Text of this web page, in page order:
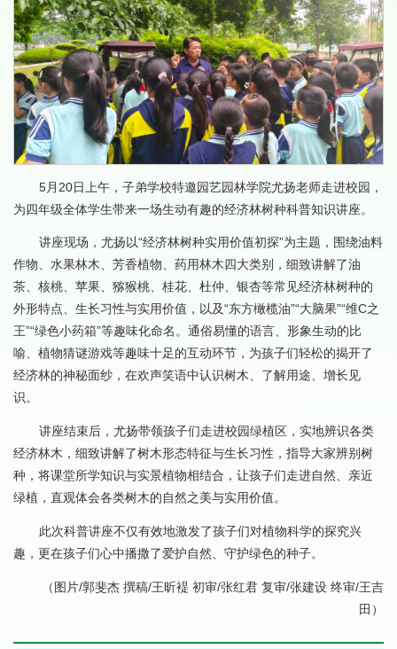
5月20日上午，子弟学校特邀园艺园林学院尤扬老师走进校园，
为四年级全体学生带来一场生动有趣的经济林树种科普知识讲座。
讲座现场，尤扬以“经济林树种实用价值初探”为主题，围绕油料
作物、水果林木、芳香植物、药用林木四大类别，细致讲解了油
茶、核桃、苹果、猕猴桃、桂花、杜仲、银杏等常见经济林树种的
外形特点、生长习性与实用价值，以及“东方橄榄油”“大脑果”“维C之
王”“绿色小药箱”等趣味化命名。通俗易懂的语言、形象生动的比
喻、植物猜谜游戏等趣味十足的互动环节，为孩子们轻松的揭开了
经济林的神秘面纱，在欢声笑语中认识树木、了解用途、增长见
识。
讲座结束后，尤扬带领孩子们走进校园绿植区，实地辨识各类
经济林木，细致讲解了树木形态特征与生长习性，指导大家辨别树
种，将课堂所学知识与实景植物相结合，让孩子们走进自然、亲近
绿植，直观体会各类树木的自然之美与实用价值。
此次科普讲座不仅有效地激发了孩子们对植物科学的探究兴
趣，更在孩子们心中播撒了爱护自然、守护绿色的种子。
（图片/郭斐杰 撰稿/王昕褆 初审/张红君 复审/张建设 终审/王吉
田）